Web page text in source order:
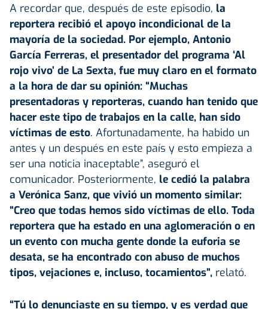
A recordar que, después de este episodio, la
reportera recibió el apoyo incondicional de la
mayoría de la sociedad. Por ejemplo, Antonio
García Ferreras, el presentador del programa ‘Al
rojo vivo’ de La Sexta, fue muy claro en el formato
a la hora de dar su opinión: “Muchas
presentadoras y reporteras, cuando han tenido que
hacer este tipo de trabajos en la calle, han sido
víctimas de esto. Afortunadamente, ha habido un
antes y un después en este país y esto empieza a
ser una noticia inaceptable”, aseguró el
comunicador. Posteriormente, le cedió la palabra
a Verónica Sanz, que vivió un momento similar:
“Creo que todas hemos sido víctimas de ello. Toda
reportera que ha estado en una aglomeración o en
un evento con mucha gente donde la euforia se
desata, se ha encontrado con abuso de muchos
tipos, vejaciones e, incluso, tocamientos”, relató.
“Tú lo denunciaste en su tiempo, y es verdad que